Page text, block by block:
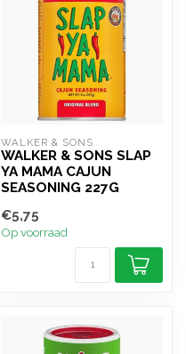
WALKER & SONS
WALKER & SONS SLAP
YA MAMA CAJUN
SEASONING 227G
€5,75
Op voorraad